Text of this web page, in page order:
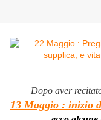
Dopo aver
13 Maggio : inizio